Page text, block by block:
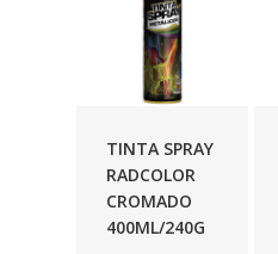
TINTA SPRAY
RADCOLOR
CROMADO
400ML/240G